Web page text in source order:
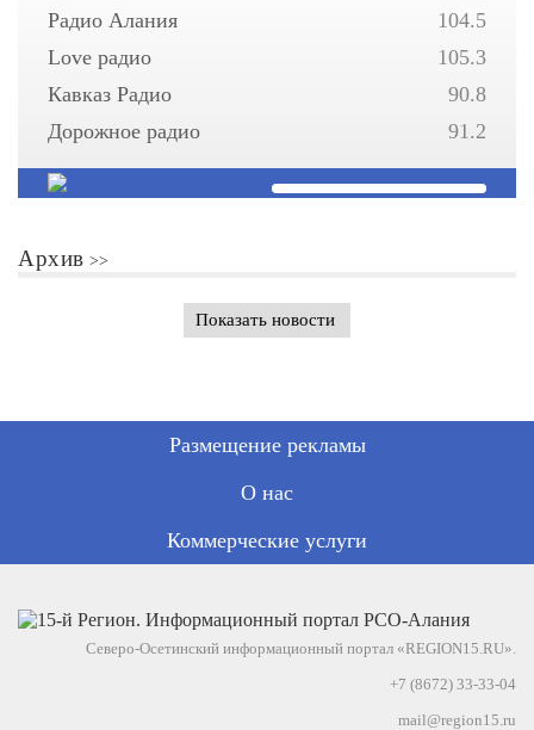
Радио Алания
104.5
Love радио
105.3
Кавказ Радио
90.8
Дорожное радио
91.2
Архив
Показать новости
Размещение рекламы
О нас
Коммерческие услуги
Северо-Осетинский информационный портал «REGION15.RU».
+7 (8672) 33-33-04
mail@region15.ru